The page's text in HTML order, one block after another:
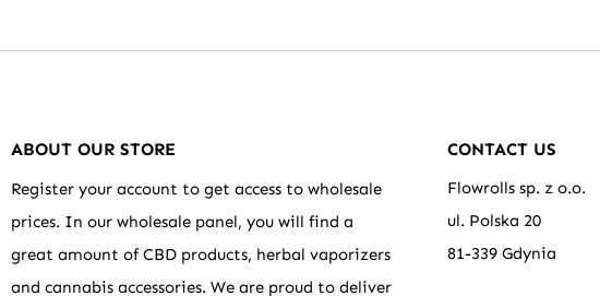
ABOUT OUR STORE
Register your account to get access to wholesale
prices. In our wholesale panel, you will find a
great amount of CBD products, herbal vaporizers
and cannabis accessories. We are proud to deliver
CONTACT US
Flowrolls sp. z o.o.
ul. Polska 20
81-339 Gdynia